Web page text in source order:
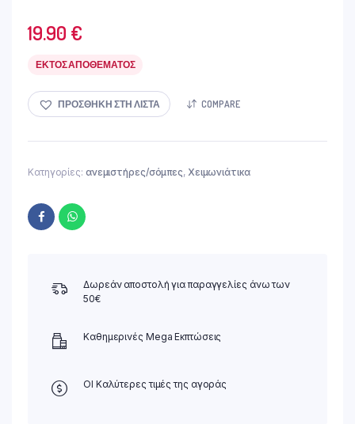
19.90 €
ΕΚΤΌΣ ΑΠΟΘΈΜΑΤΟΣ
ΠΡΟΣΘΉΚΗ ΣΤΗ ΛΊΣΤΑ COMPARE
Κατηγορίες: ανεμιστήρες/σόμπες, Χειμωνιάτικα
Δωρεάν αποστολή για παραγγελίες άνω των
50€
Καθημερινές Mega Εκπτώσεις
ΟΙ Καλύτερες τιμές της αγοράς